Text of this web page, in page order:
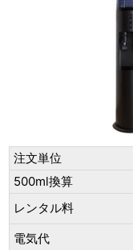
注文単位
500ml換算
レンタル料
電気代